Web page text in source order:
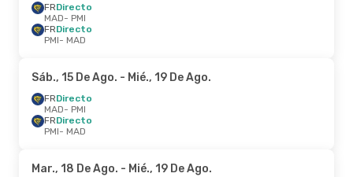
FRDirecto
MAD- PMI
FRDirecto
PMI- MAD
Sáb., 15 De Ago. - Mié., 19 De Ago.
FRDirecto
MAD- PMI
FRDirecto
PMI- MAD
Mar., 18 De Ago. - Mié., 19 De Ago.